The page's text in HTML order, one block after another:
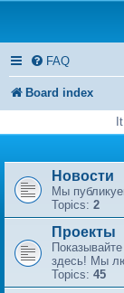
FAQ
Board index
Новости
Мы
Topics: 2
Проекты
здесь! Мы
Topics: 45